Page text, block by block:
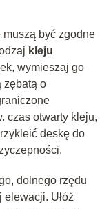
muszą być zgodne
kleju
wymieszaj go
zębatą o
czas otwarty kleju,
deskę do
dolnego rzędu
elewacji. Ułóż